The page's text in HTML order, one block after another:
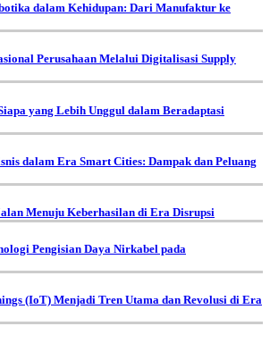
dalam Kehidupan: Dari Manufaktur ke
Perusahaan Melalui Digitalisasi Supply
yang Lebih Unggul dalam Beradaptasi
dalam Era Smart Cities: Dampak dan Peluang
Menuju Keberhasilan di Era Disrupsi
Pengisian Daya Nirkabel pada
(IoT) Menjadi Tren Utama dan Revolusi di Era